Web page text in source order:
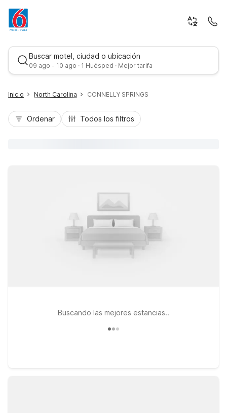
Buscar motel, ciudad o ubicación
09 ago - 10 ago · 1 Huésped · Mejor tarifa
Inicio North Carolina CONNELLY SPRINGS
Ordenar Todos los filtros
Buscando las mejores estancias..